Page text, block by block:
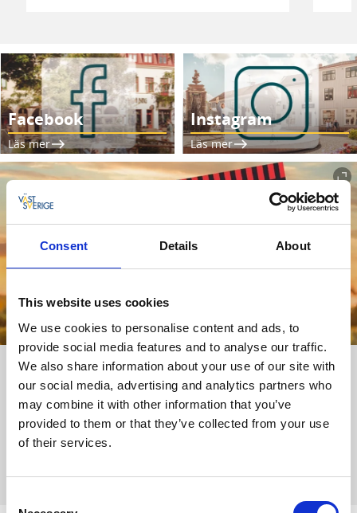
Consent Details About
This website uses cookies
We use cookies to personalise content and ads, to
provide social media features and to analyse our traffic.
We also share information about your use of our site with
our social media, advertising and analytics partners who
may combine it with other information that you’ve
provided to them or that they’ve collected from your use
of their services.
Facebook
Läs mer
Instagram
Läs mer
Presentkort Aktiv Handel
Presentkortet kan du köpa på Norders bokhandel,
Dotorpsgatan 3. Du laddar ditt kort med valfritt belopp
(minst 100 kronor) och kortet är sedan giltigt i 12 månader.
Vi tar emot presentkort!